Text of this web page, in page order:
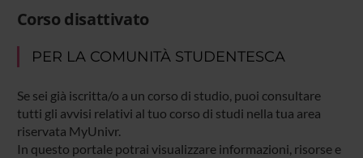
Corso disattivato
PER LA COMUNITÀ STUDENTESCA
Se sei già iscritta/o a un corso di studio, puoi consultare
tutti gli avvisi relativi al tuo corso di studi nella tua area
riservata MyUnivr.
In questo portale potrai visualizzare informazioni, risorse e